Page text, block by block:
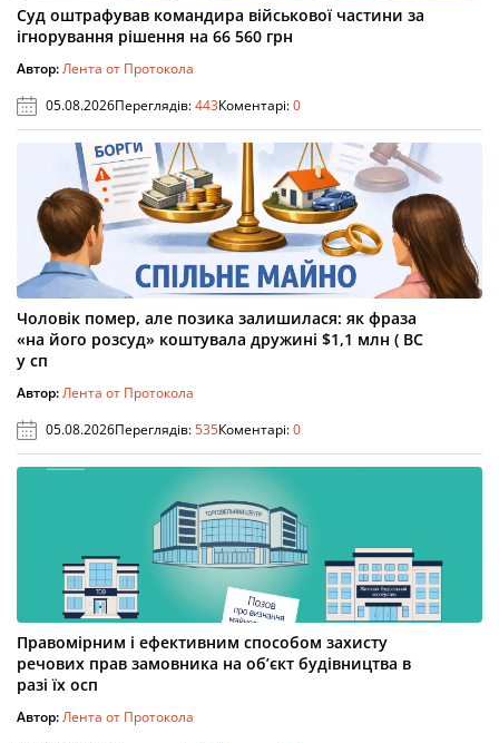
Суд оштрафував командира військової частини за
ігнорування рішення на 66 560 грн
Автор:Лента от Протокола
05.08.2026Переглядів:443Коментарі:0
Чоловік помер, але позика залишилася: як фраза
«на його розсуд» коштувала дружині $1,1 млн ( ВС
у сп
Автор:Лента от Протокола
05.08.2026Переглядів:535Коментарі:0
Правомірним і ефективним способом захисту
речових прав замовника на об’єкт будівництва в
разі їх осп
Автор:Лента от Протокола